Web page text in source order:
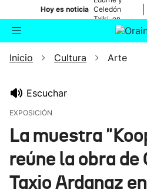
Hoy es noticia Celedón
Txiki, en
directo
Buscador
Inicio Cultura Arte
Escuchar
EXPOSICIÓN
La muestra
reúne la obra
Taxio Ardanaz